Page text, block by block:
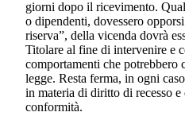
giorni dopo il ricevimento.
o dipendenti, dovessero
riserva”, della vicenda dovrà
Titolare al fine di intervenire e
comportamenti che
legge. Resta ferma, in ogni
in materia di diritto di recesso
conformità.